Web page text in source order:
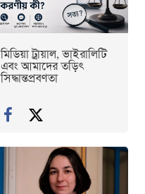
মিডিয়া ট্রায়াল, ভাইরালিটি
এবং আমাদের তড়িৎ
সিদ্ধান্তপ্রবণতা